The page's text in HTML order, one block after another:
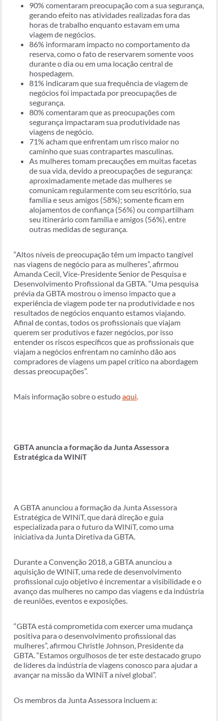
90% comentaram preocupação com a sua segurança,
gerando efeito nas atividades realizadas fora das
horas de trabalho enquanto estavam em uma
viagem de negócios.
86% informaram impacto no comportamento da
reserva, como o fato de reservarem somente voos
durante o dia ou em uma locação central de
hospedagem.
81% indicaram que sua frequência de viagem de
negócios foi impactada por preocupações de
segurança.
80% comentaram que as preocupações com
segurança impactaram sua produtividade nas
viagens de negócio.
71% acham que enfrentam um risco maior no
caminho que suas contrapartes masculinas.
As mulheres tomam precauções em muitas facetas
de sua vida, devido a preocupações de segurança:
aproximadamente metade das mulheres se
comunicam regularmente com seu escritório, sua
família e seus amigos (58%); somente ficam em
alojamentos de confiança (56%) ou compartilham
seu itinerário com família e amigos (56%), entre
outras medidas de segurança.
“Altos níveis de preocupação têm um impacto tangível
nas viagens de negócio para as mulheres”, afirmou
Amanda Cecil, Vice-Presidente Senior de Pesquisa e
Desenvolvimento Profissional da GBTA. “Uma pesquisa
prévia da GBTA mostrou o imenso impacto que a
experiência de viagem pode ter na produtividade e nos
resultados de negócios enquanto estamos viajando.
Afinal de contas, todos os profissionais que viajam
querem ser produtivos e fazer negócios, por isso
entender os riscos específicos que as profissionais que
viajam a negócios enfrentam no caminho dão aos
compradores de viagens um papel crítico na abordagem
dessas preocupações”.
Mais informação sobre o estudoaqui.
GBTA anuncia a formação da Junta Assessora
Estratégica da WINiT
A GBTA anunciou a formação da Junta Assessora
Estratégica de WINiT, que dará direção e guia
especializada para o futuro da WINiT, como uma
iniciativa da Junta Diretiva da GBTA.
Durante a Convenção 2018, a GBTA anunciou a
aquisição de WINiT, uma rede de desenvolvimento
profissional cujo objetivo é incrementar a visibilidade e o
avanço das mulheres no campo das viagens e da indústria
de reuniões, eventos e exposições.
“GBTA está comprometida com exercer uma mudança
positiva para o desenvolvimento profissional das
mulheres”, afirmou Christle Johnson, Presidente da
GBTA. “Estamos orgulhosos de ter este destacado grupo
de líderes da indústria de viagens conosco para ajudar a
avançar na missão da WINiT a nível global”.
Os membros da Junta Assessora incluem a: